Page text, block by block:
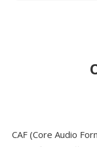
CAF (Core Audio